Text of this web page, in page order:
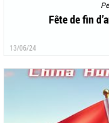
Fête de fin
13/06/24